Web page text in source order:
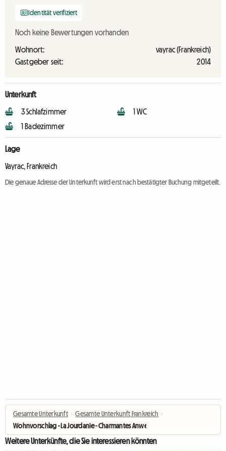
Identität verifiziert
Noch keine Bewertungen vorhanden
Wohnort:
vayrac (Frankreich)
Gastgeber seit:
2014
Unterkunft
3 Schlafzimmer
1 Badezimmer
1 WC
Lage
Vayrac, Frankreich
Die genaue Adresse der Unterkunft wird erst nach bestätigter Buchung mitgeteilt.
Gesamte Unterkunft › Gesamte Unterkunft Frankreich ›
Wohnvorschlag - La Jourdanie - Charmantes Anwesen
Weitere Unterkünfte, die Sie interessieren könnten